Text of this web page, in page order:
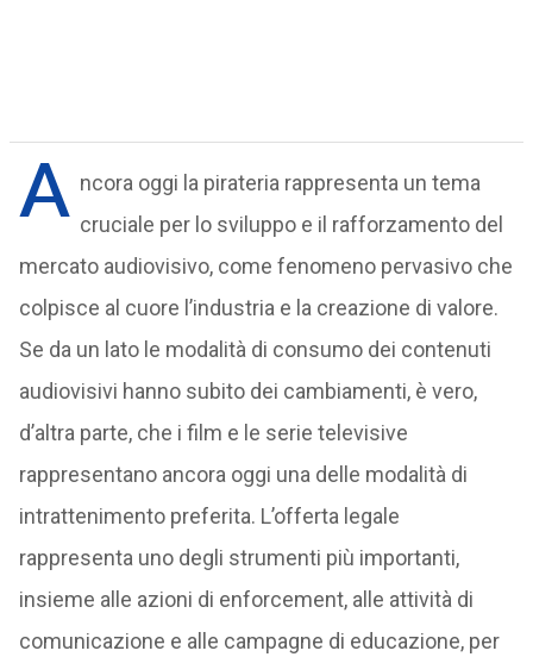
A ncora oggi la pirateria rappresenta un tema
cruciale per lo sviluppo e il rafforzamento del
mercato audiovisivo, come fenomeno pervasivo che
colpisce al cuore l’industria e la creazione di valore.
Se da un lato le modalità di consumo dei contenuti
audiovisivi hanno subito dei cambiamenti, è vero,
d’altra parte, che i film e le serie televisive
rappresentano ancora oggi una delle modalità di
intrattenimento preferita. L’offerta legale
rappresenta uno degli strumenti più importanti,
insieme alle azioni di enforcement, alle attività di
comunicazione e alle campagne di educazione, per